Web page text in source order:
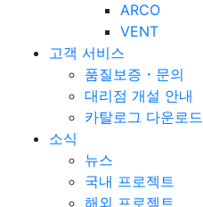
ARCO
VENT
고객 서비스
품질보증・문의
대리점 개설 안내
카탈로그 다운로드
소식
뉴스
국내 프로젝트
해외 프로젝트